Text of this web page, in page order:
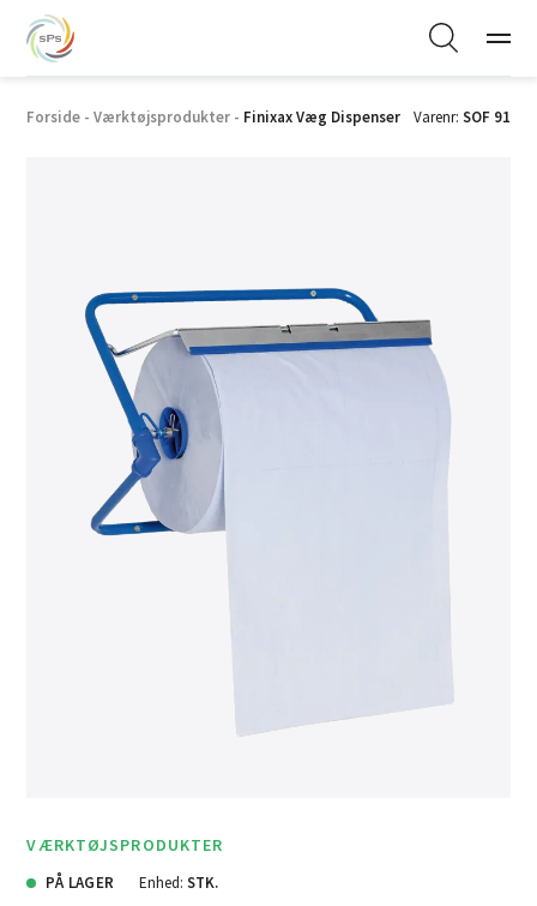
Forside - Værktøjsprodukter - Finixax Væg Dispenser Varenr: SOF 91
VÆRKTØJSPRODUKTER
PÅ LAGER Enhed: STK.